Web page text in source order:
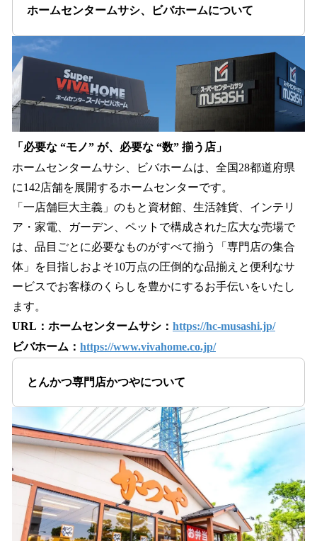
ホームセンタームサシ、ビバホームについて
「必要な “モノ” が、必要な “数” 揃う店」
ホームセンタームサシ、ビバホームは、全国28都道府県
に142店舗を展開するホームセンターです。
「一店舗巨大主義」のもと資材館、生活雑貨、インテリ
ア・家電、ガーデン、ペットで構成された広大な売場で
は、品目ごとに必要なものがすべて揃う「専門店の集合
体」を目指しおよそ10万点の圧倒的な品揃えと便利なサ
ービスでお客様のくらしを豊かにするお手伝いをいたし
ます。
URL：ホームセンタームサシ： https://hc-musashi.jp/
ビバホーム： https://www.vivahome.co.jp/
とんかつ専門店かつやについて